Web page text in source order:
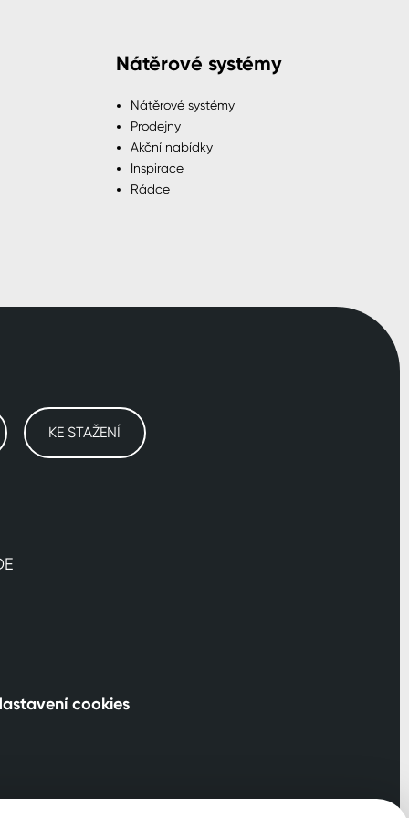
Nátěrové systémy
Nátěrové systémy
Prodejny
Akční nabídky
Inspirace
Rádce
KE STAŽENÍ
cookies